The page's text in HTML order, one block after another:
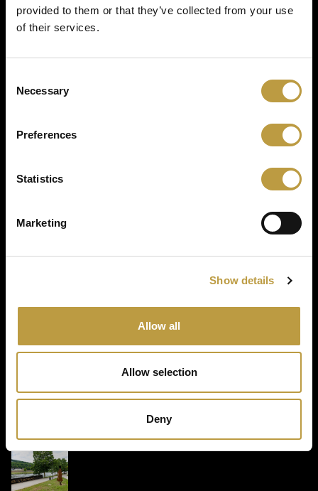
provided to them or that they’ve collected from your use
of their services.
Selection
Necessary
Preferences
Statistics
Marketing
Show details
Allow all
Allow selection
Deny
Description
Moselpromenade und ihres Umfeldes, beginnend
Einrichten eines Outdoor-Fitnessparks an der
Promenade und der Holzkonstruktion